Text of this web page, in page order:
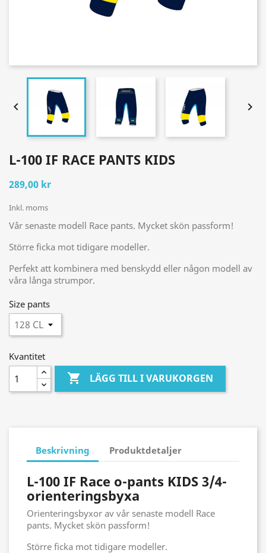
 
L-100 IF RACE PANTS KIDS
289,00 kr
Inkl. moms
Vår senaste modell Race pants. Mycket skön passform!
Större ficka mot tidigare modeller.
Perfekt att kombinera med benskydd eller någon modell av
våra långa strumpor.
Size pants
Kvantitet
 LÄGG TILL I VARUKORGEN
Beskrivning Produktdetaljer
L-100 IF Race o-pants KIDS 3/4-
orienteringsbyxa
Orienteringsbyxor av vår senaste modell Race
pants. Mycket skön passform!
Större ficka mot tidigare modeller.